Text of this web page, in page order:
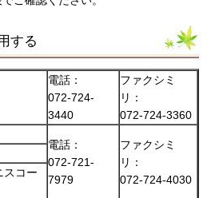
する
電話：
072-724-
3440
ファクシミ
リ：
072-724-3360
電話：
072-721-
7979
ファクシミ
リ：
072-724-4030
スコー